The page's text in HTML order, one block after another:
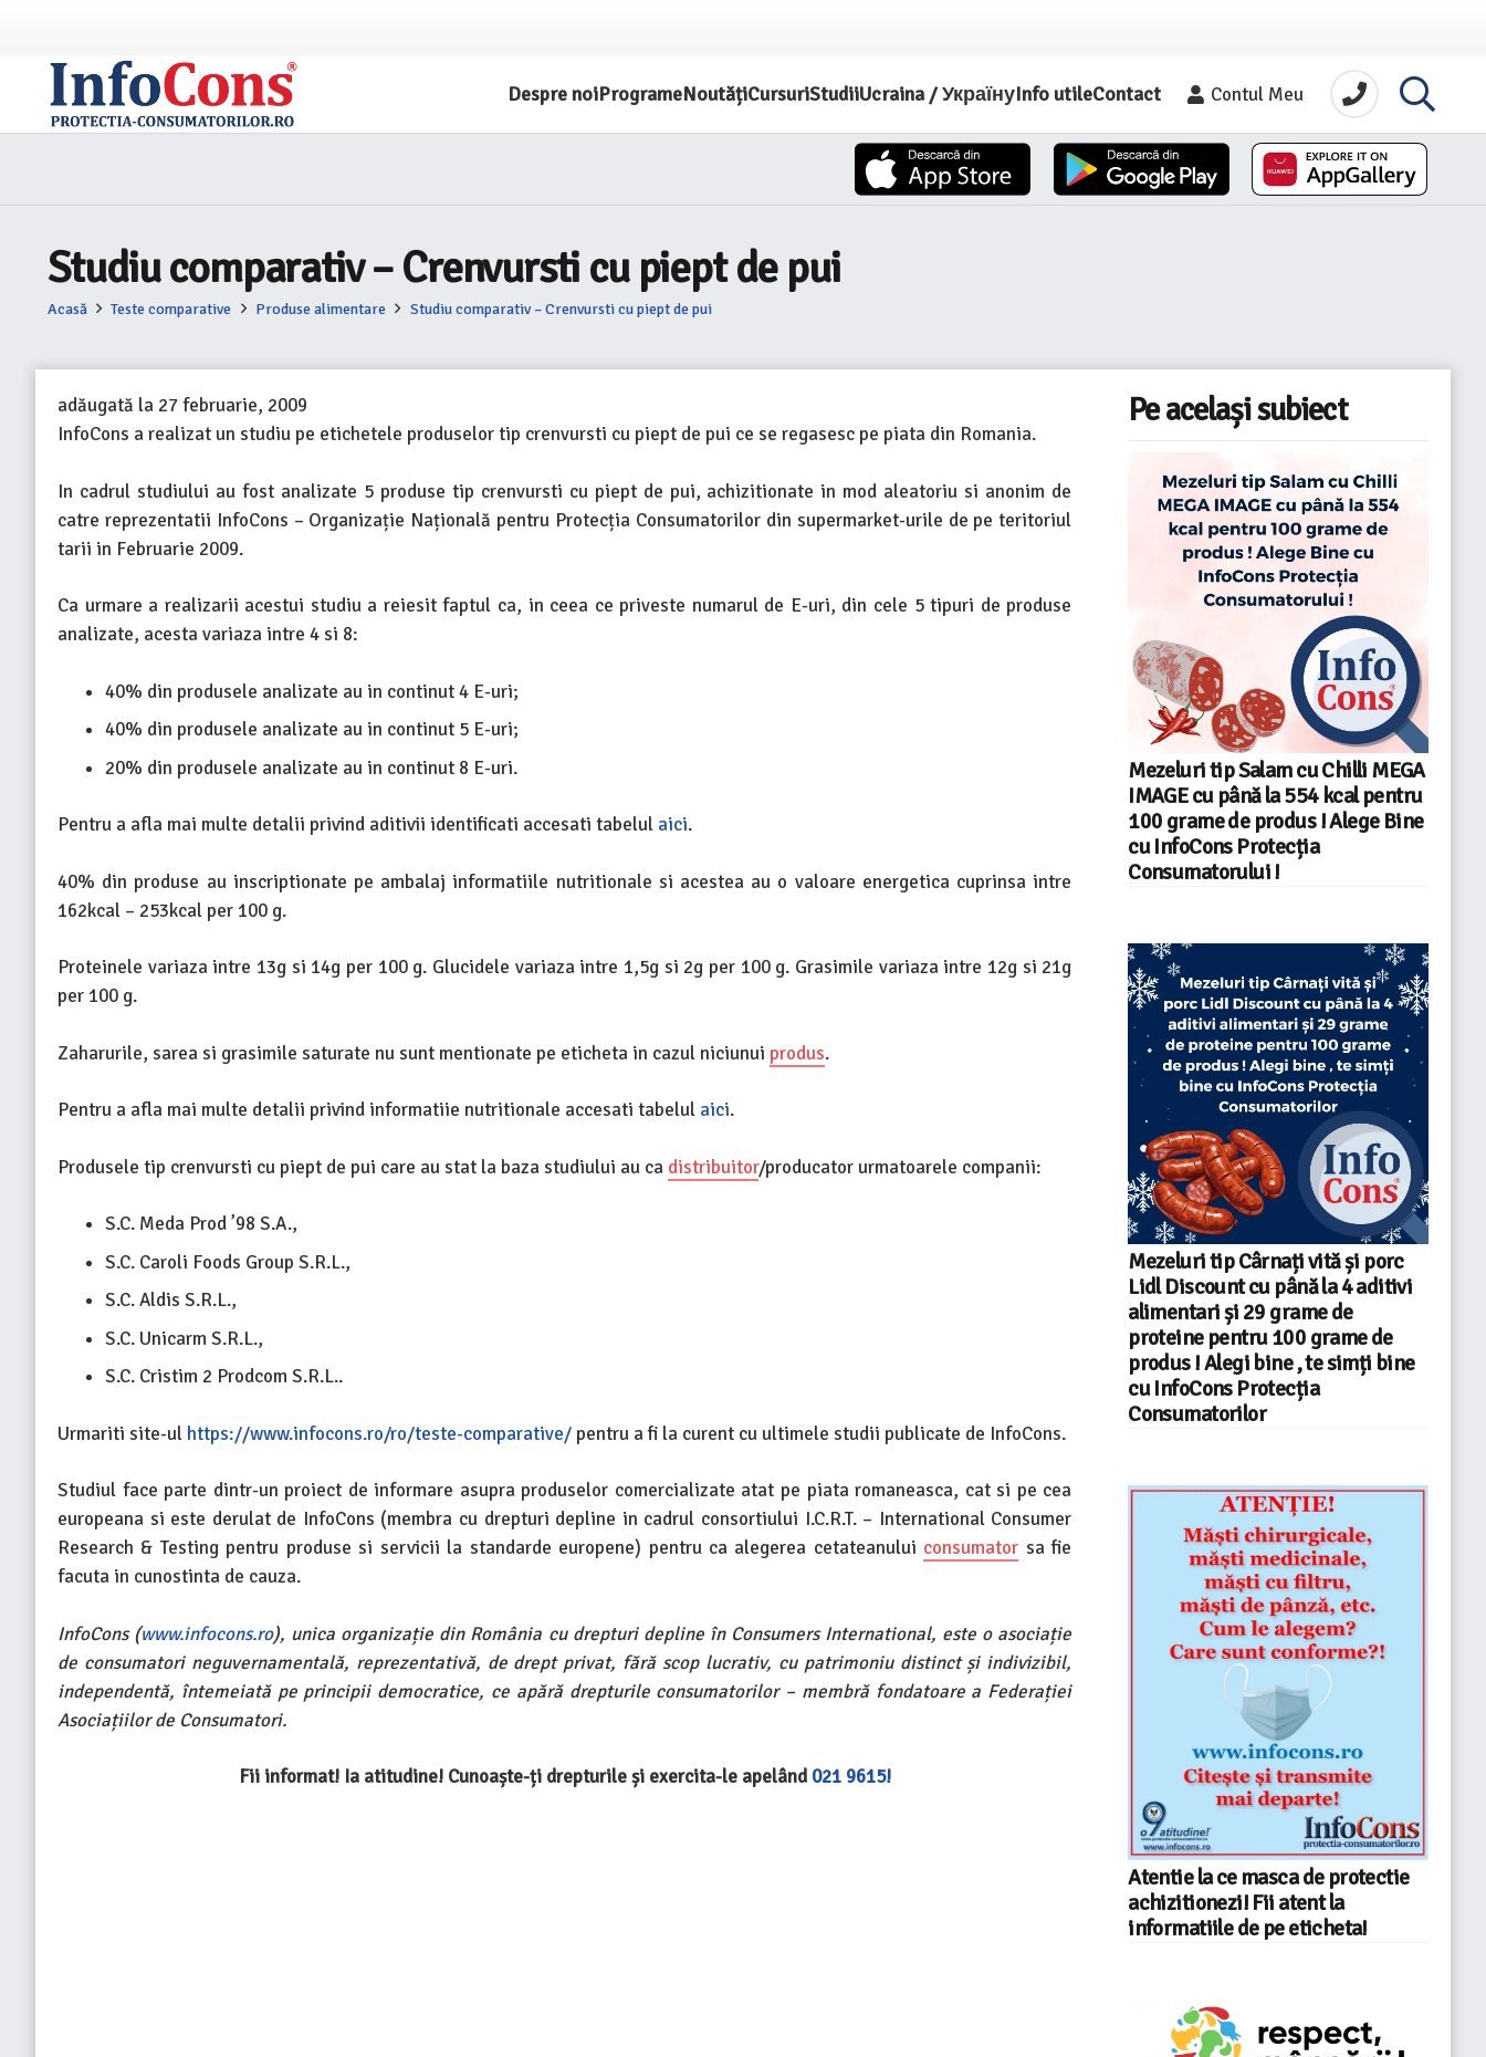
Despre noiProgrameNoutățiCursuriStudiiUcraina / УкраїнуInfo utileContact Contul Meu
Studiu comparativ – Crenvursti cu piept de pui
Acasă Teste comparative Produse alimentare Studiu comparativ – Crenvursti cu piept de pui
adăugată la 27 februarie, 2009
InfoCons a realizat un studiu pe etichetele produselor tip crenvursti cu piept de pui ce se regasesc pe piata din Romania.
In cadrul studiului au fost analizate 5 produse tip crenvursti cu piept de pui, achizitionate in mod aleatoriu si anonim de
catre reprezentatii InfoCons – Organizație Națională pentru Protecția Consumatorilor din supermarket-urile de pe teritoriul
tarii in Februarie 2009.
Ca urmare a realizarii acestui studiu a reiesit faptul ca, in ceea ce priveste numarul de E-uri, din cele 5 tipuri de produse
analizate, acesta variaza intre 4 si 8:
40% din produsele analizate au in continut 4 E-uri;
40% din produsele analizate au in continut 5 E-uri;
20% din produsele analizate au in continut 8 E-uri.
Pentru a afla mai multe detalii privind aditivii identificati accesati tabelul aici.
40% din produse au inscriptionate pe ambalaj informatiile nutritionale si acestea au o valoare energetica cuprinsa intre
162kcal – 253kcal per 100 g.
Proteinele variaza intre 13g si 14g per 100 g. Glucidele variaza intre 1,5g si 2g per 100 g. Grasimile variaza intre 12g si 21g
per 100 g.
Zaharurile, sarea si grasimile saturate nu sunt mentionate pe eticheta in cazul niciunui produs.
Pentru a afla mai multe detalii privind informatiie nutritionale accesati tabelul aici.
Produsele tip crenvursti cu piept de pui care au stat la baza studiului au ca distribuitor/producator urmatoarele companii:
S.C. Meda Prod ’98 S.A.,
S.C. Caroli Foods Group S.R.L.,
S.C. Aldis S.R.L.,
S.C. Unicarm S.R.L.,
S.C. Cristim 2 Prodcom S.R.L..
Urmariti site-ul https://www.infocons.ro/ro/teste-comparative/ pentru a fi la curent cu ultimele studii publicate de InfoCons.
Studiul face parte dintr-un proiect de informare asupra produselor comercializate atat pe piata romaneasca, cat si pe cea
europeana si este derulat de InfoCons (membra cu drepturi depline in cadrul consortiului I.C.R.T. – International Consumer
Research & Testing pentru produse si servicii la standarde europene) pentru ca alegerea cetateanului consumator sa fie
facuta in cunostinta de cauza.
InfoCons (www.infocons.ro), unica organizație din România cu drepturi depline în Consumers International, este o asociație
de consumatori neguvernamentală, reprezentativă, de drept privat, fără scop lucrativ, cu patrimoniu distinct și indivizibil,
independentă, întemeiată pe principii democratice, ce apără drepturile consumatorilor – membră fondatoare a Federației
Asociațiilor de Consumatori.
Fii informat! Ia atitudine! Cunoaște-ți drepturile și exercita-le apelând 021 9615!
Pe același subiect
Mezeluri tip Salam cu Chilli MEGA
IMAGE cu până la 554 kcal pentru
100 grame de produs ! Alege Bine
cu InfoCons Protecția
Consumatorului !
Mezeluri tip Cârnați vită și porc
Lidl Discount cu până la 4 aditivi
alimentari și 29 grame de
proteine pentru 100 grame de
produs ! Alegi bine , te simți bine
cu InfoCons Protecția
Consumatorilor
Atentie la ce masca de protectie
achizitionezi! Fii atent la
informatiile de pe eticheta!